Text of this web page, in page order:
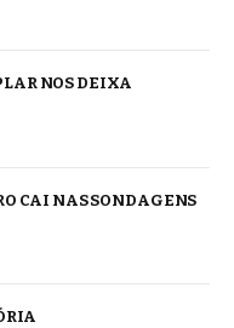
NOS DEIXA
CAI NAS SONDAGENS